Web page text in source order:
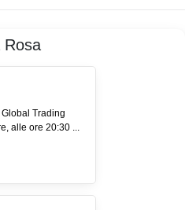
Rosa
Trading
alle ore 20:30 ...